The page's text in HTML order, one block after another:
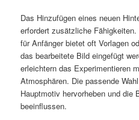
Das Hinzufügen eines neuen
erfordert zusätzliche
für Anfänger bietet oft Vorlagen
das bearbeitete Bild eingefügt
erleichtern das Experimentieren
Atmosphären. Die passende
Hauptmotiv hervorheben und die
beeinflussen.